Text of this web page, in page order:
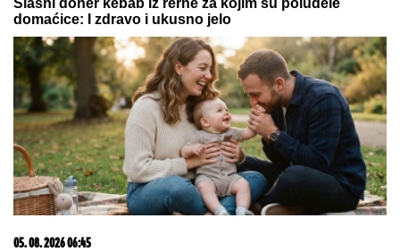
domaćice: I zdravo i ukusno jelo
05. 08. 2026 06:45